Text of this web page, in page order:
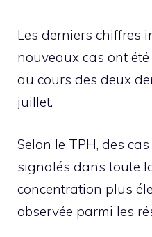
Les derniers chiffres
nouveaux cas ont
au cours des deux
juillet.
Selon le TPH, des
signalés dans toute
concentration plus
observée parmi les